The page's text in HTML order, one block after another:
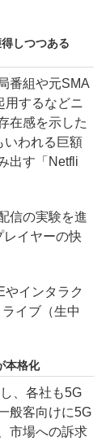
しつつある
番組や元SMA
用するなどニ
在感を示した
いわれる巨額
出す「Netfli
信の実験を進
イヤーの快
インタラク
イブ（生中
本格化
、各社も5G
般客向けに5G
市場への訴求